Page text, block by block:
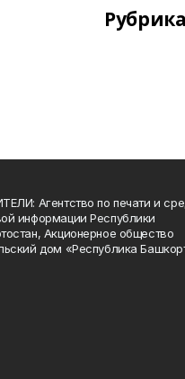
Агентство по печати и
информации Республики
Акционерное общество
дом «Республика